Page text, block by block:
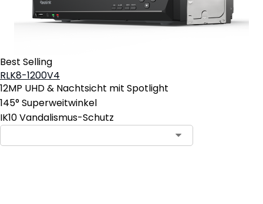
Best Selling
RLK8-1200V4
12MP UHD & Nachtsicht mit Spotlight
145° Superweitwinkel
IK10 Vandalismus-Schutz